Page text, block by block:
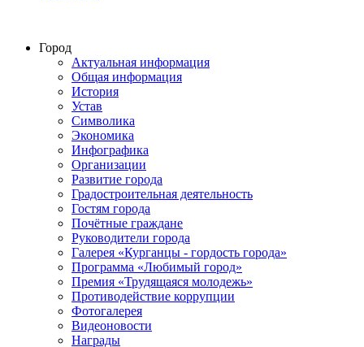
Город
Актуальная информация
Общая информация
История
Устав
Символика
Экономика
Инфографика
Организации
Развитие города
Градостроительная деятельность
Гостям города
Почётные граждане
Руководители города
Галерея «Курганцы - гордость города»
Программа «Любимый город»
Премия «Трудящаяся молодежь»
Противодействие коррупции
Фотогалерея
Видеоновости
Награды